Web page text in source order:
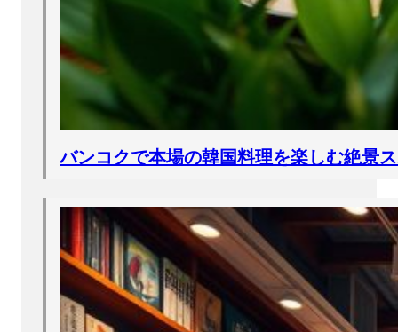
バンコクで本場の韓国料理を楽しむ絶景